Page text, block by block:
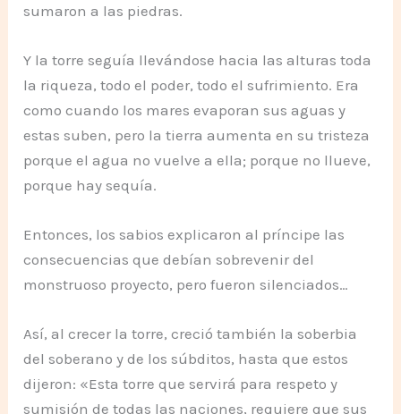
sumaron a las piedras.
Y la torre seguía llevándose hacia las alturas toda
la riqueza, todo el poder, todo el sufrimiento. Era
como cuando los mares evaporan sus aguas y
estas suben, pero la tierra aumenta en su tristeza
porque el agua no vuelve a ella; porque no llueve,
porque hay sequía.
Entonces, los sabios explicaron al príncipe las
consecuencias que debían sobrevenir del
monstruoso proyecto, pero fueron silenciados…
Así, al crecer la torre, creció también la soberbia
del soberano y de los súbditos, hasta que estos
dijeron: «Esta torre que servirá para respeto y
sumisión de todas las naciones, requiere que sus